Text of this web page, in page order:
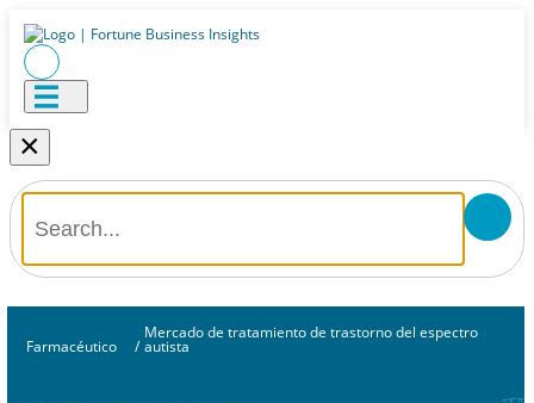
×
Farmacéutico /
Mercado de tratamiento de trastorno del espectro
autista